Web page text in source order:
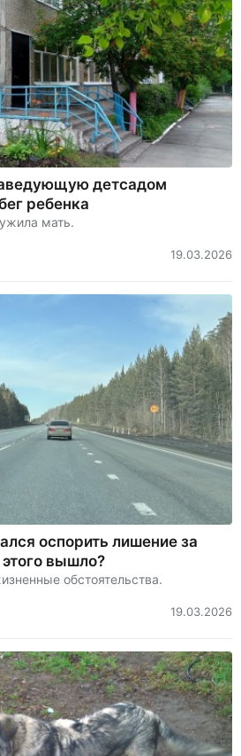
детсадом
ребенка
мать.
19.03.2026
оспорить лишение за
вышло?
обстоятельства.
19.03.2026